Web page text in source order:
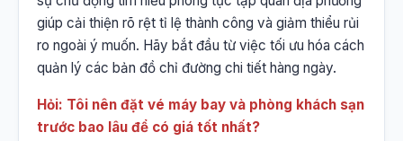
giúp cải thiện rõ rệt tỉ lệ thành công và giảm thiểu rủi
ro ngoài ý muốn. Hãy bắt đầu từ việc tối ưu hóa cách
quản lý các bản đồ chỉ đường chi tiết hàng ngày.
Hỏi: Tôi nên đặt vé máy bay và phòng khách sạn
trước bao lâu để có giá tốt nhất?